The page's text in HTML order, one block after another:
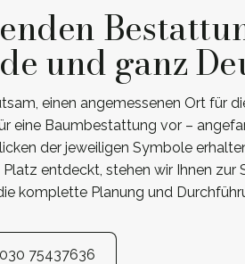
und ganz
einen angemessenen Ort für
eine Baumbestattung vor –
der jeweiligen Symbole
entdeckt, stehen wir Ihnen zur
komplette Planung und
030 75437636